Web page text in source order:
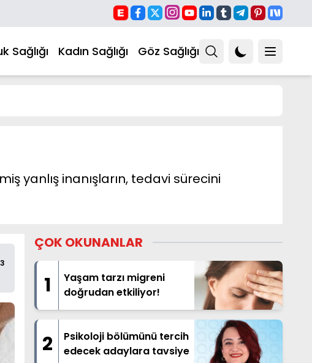
Sağlığı Kadın Sağlığı Göz Sağlığı
yanlış inanışların, tedavi sürecini
ÇOK OKUNANLAR
1
Yaşam tarzı migreni
doğrudan etkiliyor!
2
Psikoloji bölümünü tercih
edecek adaylara tavsiye